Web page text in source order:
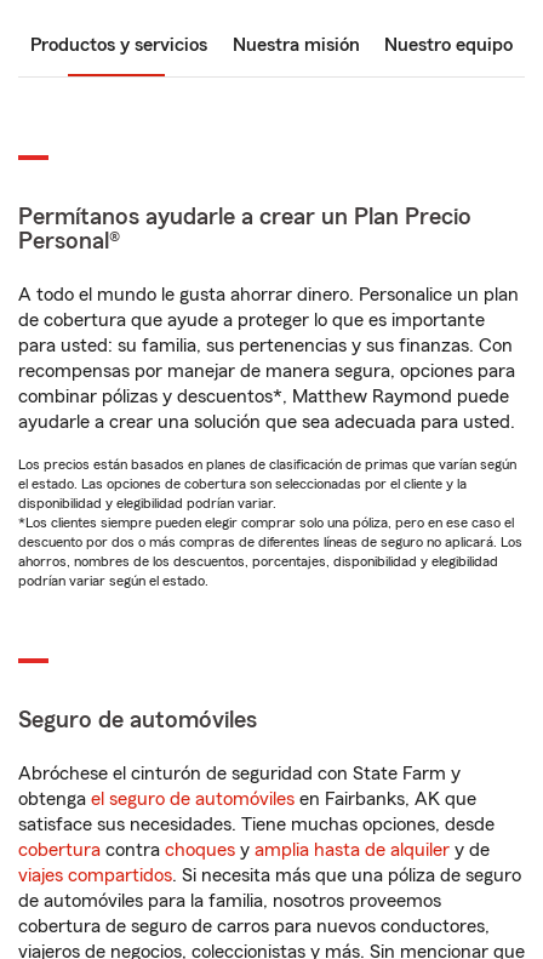
Productos y servicios Nuestra misión Nuestro equipo
Permítanos ayudarle a crear un Plan Precio
Personal®
A todo el mundo le gusta ahorrar dinero. Personalice un plan
de cobertura que ayude a proteger lo que es importante
para usted: su familia, sus pertenencias y sus finanzas. Con
recompensas por manejar de manera segura, opciones para
combinar pólizas y descuentos*, Matthew Raymond puede
ayudarle a crear una solución que sea adecuada para usted.
Los precios están basados en planes de clasificación de primas que varían según
el estado. Las opciones de cobertura son seleccionadas por el cliente y la
disponibilidad y elegibilidad podrían variar.
*Los clientes siempre pueden elegir comprar solo una póliza, pero en ese caso el
descuento por dos o más compras de diferentes líneas de seguro no aplicará. Los
ahorros, nombres de los descuentos, porcentajes, disponibilidad y elegibilidad
podrían variar según el estado.
Seguro de automóviles
Abróchese el cinturón de seguridad con State Farm y
obtenga el seguro de automóviles en Fairbanks, AK que
satisface sus necesidades. Tiene muchas opciones, desde
cobertura contra choques y amplia hasta de alquiler y de
viajes compartidos. Si necesita más que una póliza de seguro
de automóviles para la familia, nosotros proveemos
cobertura de seguro de carros para nuevos conductores,
viajeros de negocios, coleccionistas y más. Sin mencionar que